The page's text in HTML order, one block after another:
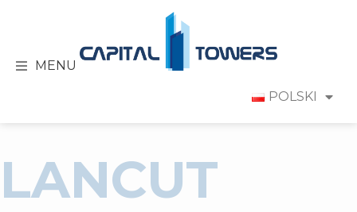
MENU
POLSKI
LANCUT